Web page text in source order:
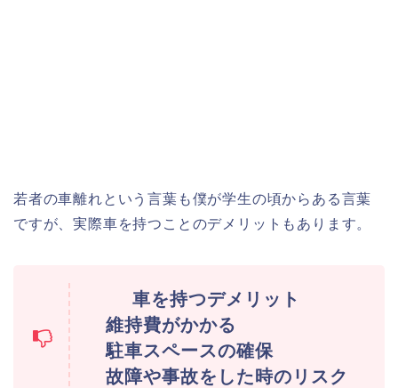
若者の車離れという言葉も僕が学生の頃からある言葉
ですが、実際車を持つことのデメリットもあります。
車を持つデメリット
維持費がかかる
駐車スペースの確保
故障や事故をした時のリスク